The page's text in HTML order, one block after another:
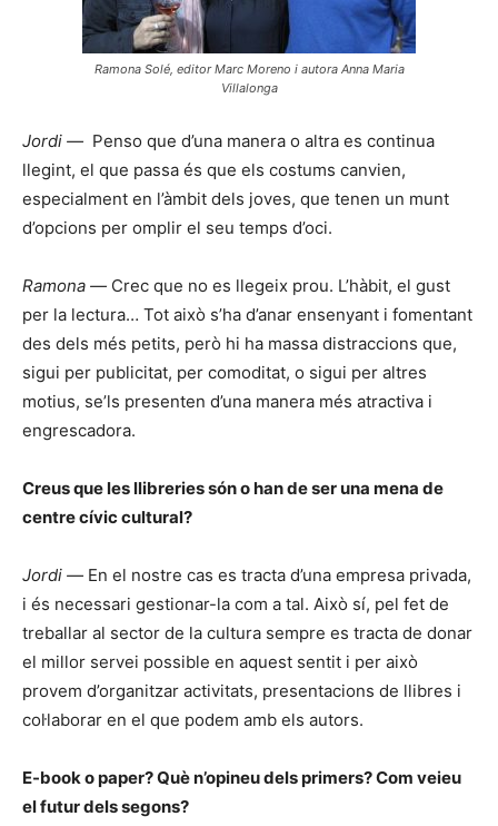
Ramona Solé, editor Marc Moreno i autora Anna Maria
Villalonga
Jordi — Penso que d’una manera o altra es continua
llegint, el que passa és que els costums canvien,
especialment en l’àmbit dels joves, que tenen un munt
d’opcions per omplir el seu temps d’oci.
Ramona — Crec que no es llegeix prou. L’hàbit, el gust
per la lectura… Tot això s’ha d’anar ensenyant i fomentant
des dels més petits, però hi ha massa distraccions que,
sigui per publicitat, per comoditat, o sigui per altres
motius, se’ls presenten d’una manera més atractiva i
engrescadora.
Creus que les llibreries són o han de ser una mena de
centre cívic cultural?
Jordi — En el nostre cas es tracta d’una empresa privada,
i és necessari gestionar-la com a tal. Això sí, pel fet de
treballar al sector de la cultura sempre es tracta de donar
el millor servei possible en aquest sentit i per això
provem d’organitzar activitats, presentacions de llibres i
col·laborar en el que podem amb els autors.
E-book o paper? Què n’opineu dels primers? Com veieu
el futur dels segons?